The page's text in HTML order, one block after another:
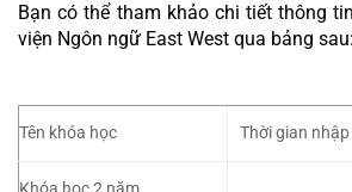
Bạn có thể tham khảo chi tiết thông
viện Ngôn ngữ East West qua bảng sau:
Tên khóa học Thời gian